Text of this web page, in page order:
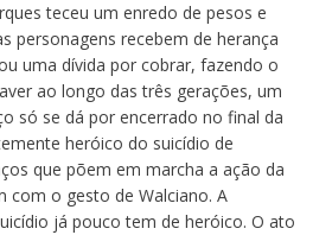
teceu um enredo de pesos e
personagens recebem de herança
uma dívida por cobrar, fazendo o
ao longo das três gerações, um
só se dá por encerrado no final da
heróico do suicídio de
que põem em marcha a ação da
com o gesto de Walciano. A
já pouco tem de heróico. O ato